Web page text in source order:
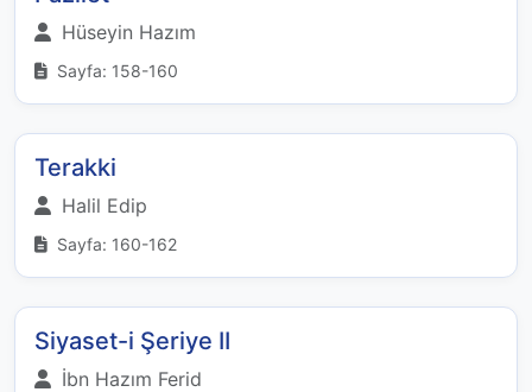
Hüseyin Hazım
Sayfa: 158-160
Terakki
Halil Edip
Sayfa: 160-162
Siyaset-i Şeriye II
İbn Hazım Ferid